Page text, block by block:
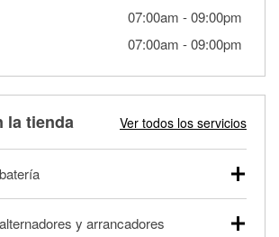
07:00am -09:00pm
07:00am -09:00pm
la tienda Ver todos los servicios
SUVs, vehículos comerciales y
y arrancadores